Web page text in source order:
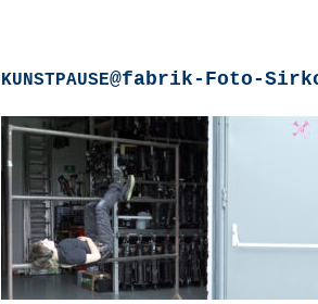
KUNSTPAUSE@fabrik-Foto-